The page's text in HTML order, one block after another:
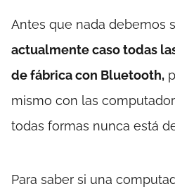
Antes que nada debemos
actualmente caso todas
de fábrica con Bluetooth,
mismo con las
todas formas nunca está
Para saber si una